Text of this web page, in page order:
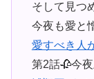
そして見つ
今夜も愛と
愛すべき人
第2話🥀今